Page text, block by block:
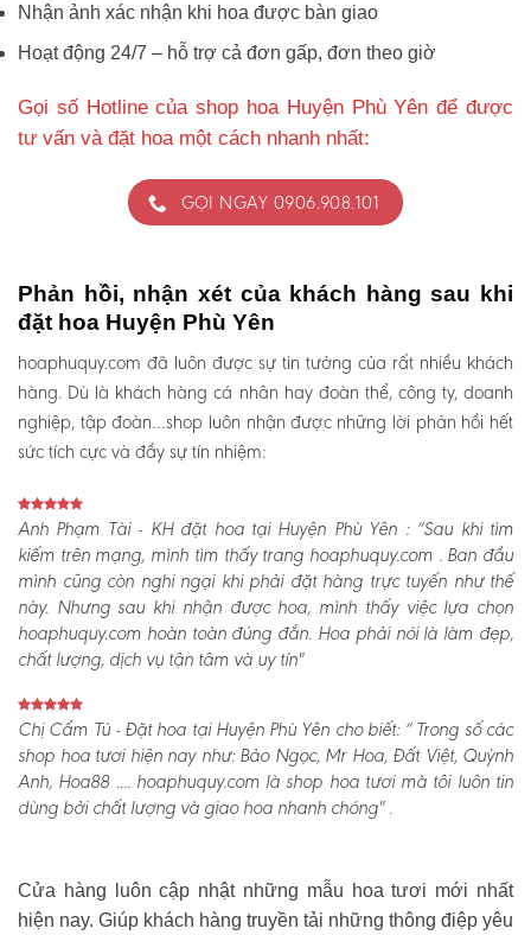
Nhận ảnh xác nhận khi hoa được bàn giao
Hoạt động 24/7 – hỗ trợ cả đơn gấp, đơn theo giờ
Gọi số Hotline của shop hoa Huyện Phù Yên để được
tư vấn và đặt hoa một cách nhanh nhất:
GỌI NGAY 0906.908.101
Phản hồi, nhận xét của khách hàng sau khi
đặt hoa Huyện Phù Yên
hoaphuquy.com đã luôn được sự tin tưởng của rất nhiều khách
hàng. Dù là khách hàng cá nhân hay đoàn thể, công ty, doanh
nghiệp, tập đoàn…shop luôn nhận được những lời phản hồi hết
sức tích cực và đầy sự tín nhiệm:
Anh Phạm Tài - KH đặt hoa tại Huyện Phù Yên :“Sau khi tìm
kiếm trên mạng, mình tìm thấy trang hoaphuquy.com . Ban đầu
mình cũng còn nghi ngại khi phải đặt hàng trực tuyến như thế
này. Nhưng sau khi nhận được hoa, mình thấy việc lựa chọn
hoaphuquy.com hoàn toàn đúng đắn. Hoa phải nói là làm đẹp,
chất lượng, dịch vụ tận tâm và uy tín"
Chị Cẩm Tú - Đặt hoa tại Huyện Phù Yên cho biết:“ Trong số các
shop hoa tươi hiện nay như: Bảo Ngọc, Mr Hoa, Đất Việt, Quỳnh
Anh, Hoa88 .... hoaphuquy.com là shop hoa tươi mà tôi luôn tin
dùng bởi chất lượng và giao hoa nhanh chóng" .
Cửa hàng luôn cập nhật những mẫu hoa tươi mới nhất
hiện nay. Giúp khách hàng truyền tải những thông điệp yêu